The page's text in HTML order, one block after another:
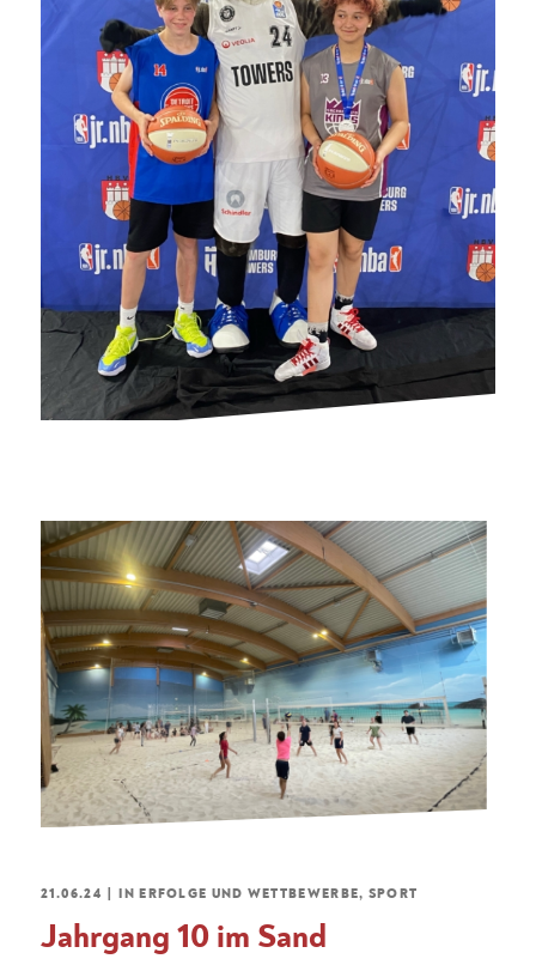
21.06.24 IN ERFOLGE UND WETTBEWERBE, SPORT
Jahrgang 10 im Sand